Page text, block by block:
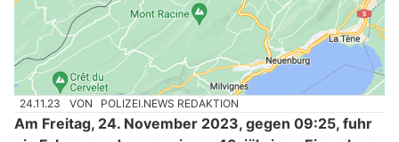
24.11.23 VON POLIZEI.NEWS REDAKTION
Am Freitag, 24. November 2023, gegen 09:25, fuhr